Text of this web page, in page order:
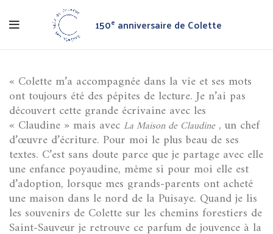
150e anniversaire de Colette
« Colette m’a accompagnée dans la vie et ses mots
ont toujours été des pépites de lecture. Je n’ai pas
découvert cette grande écrivaine avec les
« Claudine » mais avec La Maison de Claudine, un chef
d’œuvre d’écriture. Pour moi le plus beau de ses
textes. C’est sans doute parce que je partage avec elle
une enfance poyaudine, même si pour moi elle est
d’adoption, lorsque mes grands-parents ont acheté
une maison dans le nord de la Puisaye. Quand je lis
les souvenirs de Colette sur les chemins forestiers de
Saint-Sauveur je retrouve ce parfum de jouvence à la